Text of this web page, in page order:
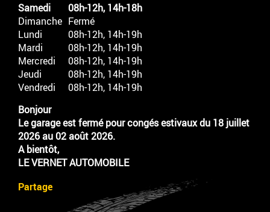
Samedi
08h-12h, 14h-18h
Dimanche Fermé
Lundi
08h-12h, 14h-19h
Mardi
08h-12h, 14h-19h
Mercredi
08h-12h, 14h-19h
Jeudi
08h-12h, 14h-19h
Vendredi
08h-12h, 14h-19h
Bonjour
Le garage est fermé pour congés estivaux du 18 juillet
2026 au 02 août 2026.
A bientôt,
LE VERNET AUTOMOBILE
Partage